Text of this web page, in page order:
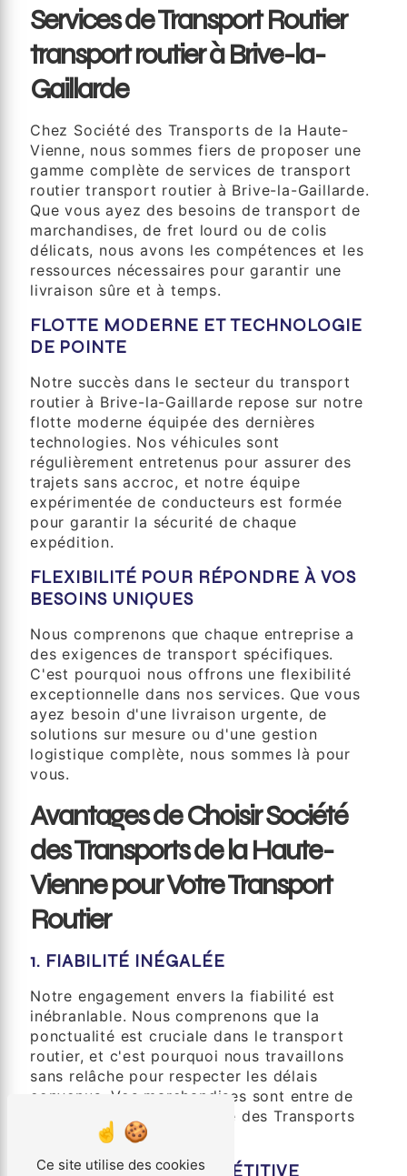
Services de Transport Routier
transport routier à Brive-la-
Gaillarde
Chez Société des Transports de la Haute-
Vienne, nous sommes fiers de proposer une
gamme complète de services de transport
routier transport routier à Brive-la-Gaillarde.
Que vous ayez des besoins de transport de
marchandises, de fret lourd ou de colis
délicats, nous avons les compétences et les
ressources nécessaires pour garantir une
livraison sûre et à temps.
FLOTTE MODERNE ET TECHNOLOGIE
DE POINTE
Notre succès dans le secteur du transport
routier à Brive-la-Gaillarde repose sur notre
flotte moderne équipée des dernières
technologies. Nos véhicules sont
régulièrement entretenus pour assurer des
trajets sans accroc, et notre équipe
expérimentée de conducteurs est formée
pour garantir la sécurité de chaque
expédition.
FLEXIBILITÉ POUR RÉPONDRE À VOS
BESOINS UNIQUES
Nous comprenons que chaque entreprise a
des exigences de transport spécifiques.
C'est pourquoi nous offrons une flexibilité
exceptionnelle dans nos services. Que vous
ayez besoin d'une livraison urgente, de
solutions sur mesure ou d'une gestion
logistique complète, nous sommes là pour
vous.
Avantages de Choisir Société
des Transports de la Haute-
Vienne pour Votre Transport
Routier
1. FIABILITÉ INÉGALÉE
Notre engagement envers la fiabilité est
inébranlable. Nous comprenons que la
ponctualité est cruciale dans le transport
routier, et c'est pourquoi nous travaillons
sans relâche pour respecter les délais
convenus. Vos marchandises sont entre de
bonnes mains avec Société des Transports
de la Haute-Vienne.
2. TARIFICATION COMPÉTITIVE
Ce site utilise des cookies